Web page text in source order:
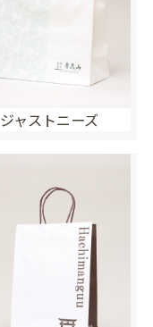
ジャストニーズ